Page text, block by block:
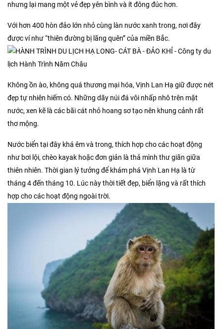
nhưng lại mang một vẻ đẹp yên bình và ít đông đúc hơn.
Với hơn 400 hòn đảo lớn nhỏ cùng làn nước xanh trong, nơi đây
được ví như “thiên đường bị lãng quên” của miền Bắc.
Không ồn ào, không quá thương mại hóa, Vịnh Lan Hạ giữ được nét
đẹp tự nhiên hiếm có. Những dãy núi đá vôi nhấp nhô trên mặt
nước, xen kẽ là các bãi cát nhỏ hoang sơ tạo nên khung cảnh rất
thơ mộng.
Nước biển tại đây khá êm và trong, thích hợp cho các hoạt động
như bơi lội, chèo kayak hoặc đơn giản là thả mình thư giãn giữa
thiên nhiên. Thời gian lý tưởng để khám phá Vịnh Lan Hạ là từ
tháng 4 đến tháng 10. Lúc này thời tiết đẹp, biển lặng và rất thích
hợp cho các hoạt động ngoài trời.